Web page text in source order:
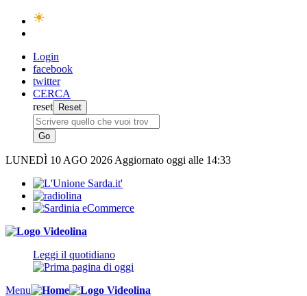
Login
facebook
twitter
CERCA
reset
LUNEDÌ 10 AGO 2026 Aggiornato oggi alle 14:33
Leggi il quotidiano
Menu